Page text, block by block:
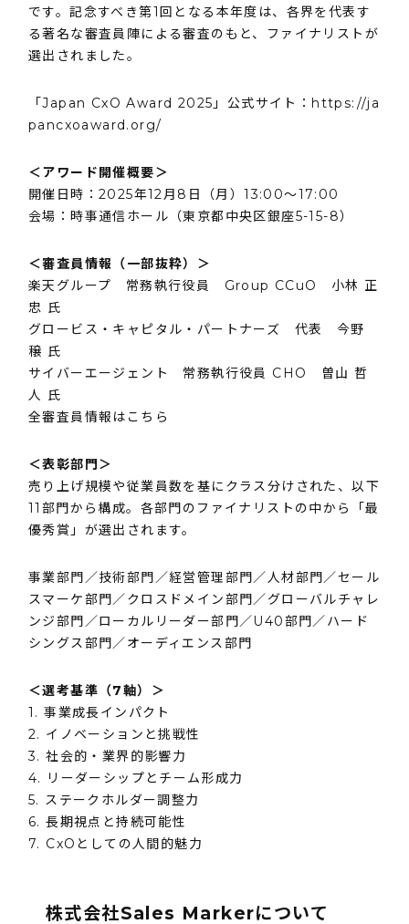
です。記念すべき第1回となる本年度は、各界を代表す
る著名な審査員陣による審査のもと、ファイナリストが
選出されました。
「Japan CxO Award 2025」公式サイト： https://ja
pancxoaward.org/
＜アワード開催概要＞
開催日時：2025年12月8日（月）13:00～17:00
会場：時事通信ホール（東京都中央区銀座5-15-8）
＜審査員情報（一部抜粋）＞
楽天グループ 常務執行役員 Group CCuO 小林 正
忠 氏
グロービス・キャピタル・パートナーズ 代表 今野
穣 氏
サイバーエージェント 常務執行役員 CHO 曽山 哲
人 氏
全審査員情報は こちら
＜表彰部門＞
売り上げ規模や従業員数を基にクラス分けされた、以下
11部門から構成。各部門のファイナリストの中から「最
優秀賞」が選出されます。
事業部門／技術部門／経営管理部門／人材部門／セール
スマーケ部門／クロスドメイン部門／グローバルチャレ
ンジ部門／ローカルリーダー部門／U40部門／ハード
シングス部門／オーディエンス部門
＜選考基準（7軸）＞
1. 事業成長インパクト
2. イノベーションと挑戦性
3. 社会的・業界的影響力
4. リーダーシップとチーム形成力
5. ステークホルダー調整力
6. 長期視点と持続可能性
7. CxOとしての人間的魅力
株式会社Sales Markerについて